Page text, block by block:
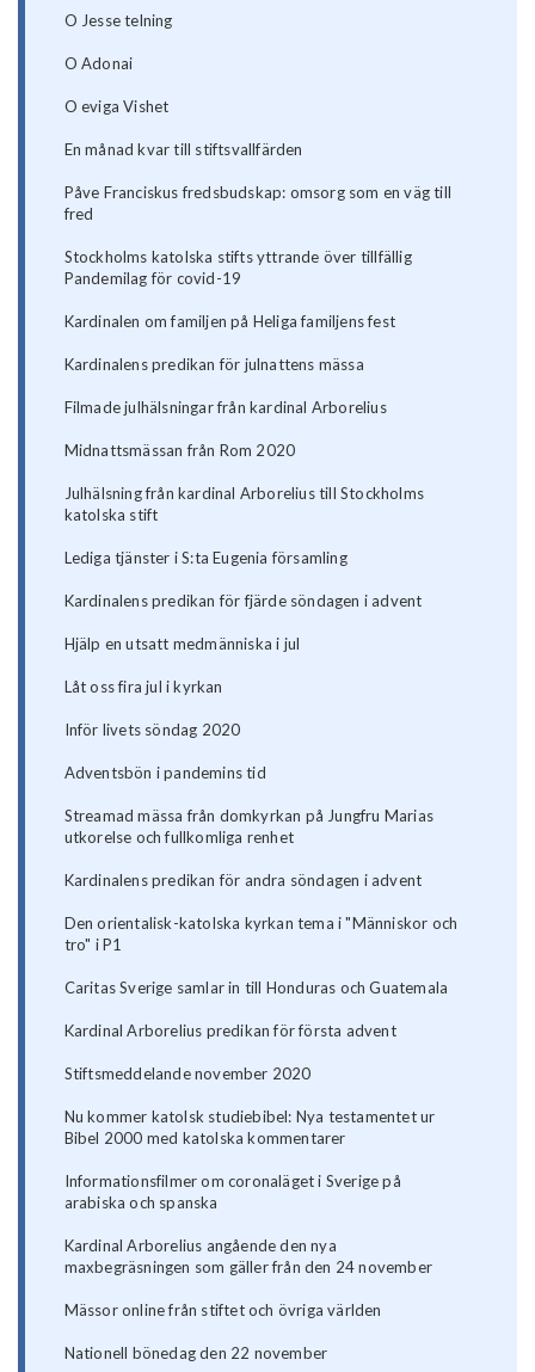
O Jesse telning
O Adonai
O eviga Vishet
En månad kvar till stiftsvallfärden
Påve Franciskus fredsbudskap: omsorg som en väg till
fred
Stockholms katolska stifts yttrande över tillfällig
Pandemilag för covid-19
Kardinalen om familjen på Heliga familjens fest
Kardinalens predikan för julnattens mässa
Filmade julhälsningar från kardinal Arborelius
Midnattsmässan från Rom 2020
Julhälsning från kardinal Arborelius till Stockholms
katolska stift
Lediga tjänster i S:ta Eugenia församling
Kardinalens predikan för fjärde söndagen i advent
Hjälp en utsatt medmänniska i jul
Låt oss fira jul i kyrkan
Inför livets söndag 2020
Adventsbön i pandemins tid
Streamad mässa från domkyrkan på Jungfru Marias
utkorelse och fullkomliga renhet
Kardinalens predikan för andra söndagen i advent
Den orientalisk-katolska kyrkan tema i "Människor och
tro" i P1
Caritas Sverige samlar in till Honduras och Guatemala
Kardinal Arborelius predikan för första advent
Stiftsmeddelande november 2020
Nu kommer katolsk studiebibel: Nya testamentet ur
Bibel 2000 med katolska kommentarer
Informationsfilmer om coronaläget i Sverige på
arabiska och spanska
Kardinal Arborelius angående den nya
maxbegräsningen som gäller från den 24 november
Mässor online från stiftet och övriga världen
Nationell bönedag den 22 november